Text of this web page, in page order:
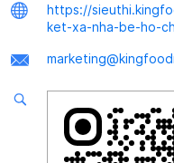
https://
ket-xa-nha-be-ho-